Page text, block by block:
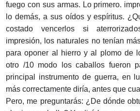
fuego con sus armas. Lo primero.
lo demás, a sus oídos y espíritus.
costado vencerlos si
impresión, los naturales no tenían
para oponer al hierro y al plomo de
otro /10 modo los caballos fueron
principal instrumento de guerra, en
más correctamente diría, antes que
Pero, me preguntarás: ¿De dónde